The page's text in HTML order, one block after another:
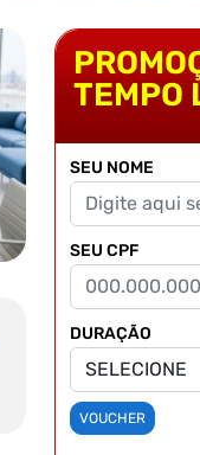
TEMPO
SEU NOME
SEU CPF
DURAÇÃO
VOUCHER